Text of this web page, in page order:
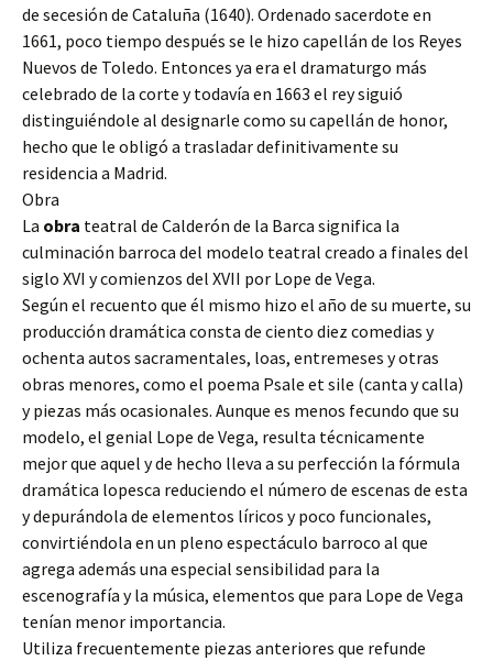
de secesión de Cataluña (1640). Ordenado sacerdote en
1661, poco tiempo después se le hizo capellán de los Reyes
Nuevos de Toledo. Entonces ya era el dramaturgo más
celebrado de la corte y todavía en 1663 el rey siguió
distinguiéndole al designarle como su capellán de honor,
hecho que le obligó a trasladar definitivamente su
residencia a Madrid.
Obra
La obra teatral de Calderón de la Barca significa la
culminación barroca del modelo teatral creado a finales del
siglo XVI y comienzos del XVII por Lope de Vega.
Según el recuento que él mismo hizo el año de su muerte, su
producción dramática consta de ciento diez comedias y
ochenta autos sacramentales, loas, entremeses y otras
obras menores, como el poema Psale et sile (canta y calla)
y piezas más ocasionales. Aunque es menos fecundo que su
modelo, el genial Lope de Vega, resulta técnicamente
mejor que aquel y de hecho lleva a su perfección la fórmula
dramática lopesca reduciendo el número de escenas de esta
y depurándola de elementos líricos y poco funcionales,
convirtiéndola en un pleno espectáculo barroco al que
agrega además una especial sensibilidad para la
escenografía y la música, elementos que para Lope de Vega
tenían menor importancia.
Utiliza frecuentemente piezas anteriores que refunde